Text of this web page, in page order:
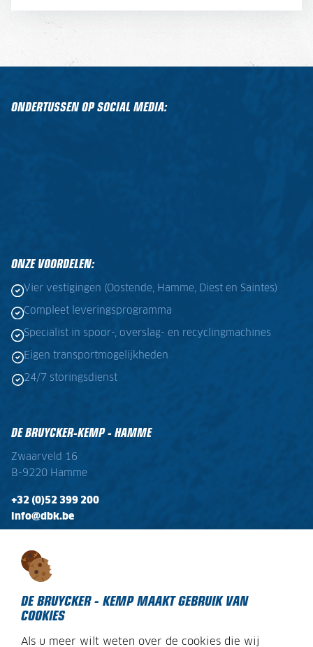
DE BRUYCKER - KEMP MAAKT GEBRUIK VAN
COOKIES
Als u meer wilt weten over de cookies die wij
ONDERTUSSEN OP SOCIAL MEDIA:
ONZE VOORDELEN:
Vier vestigingen (Oostende, Hamme, Diest en Saintes)
Compleet leveringsprogramma
Specialist in spoor-, overslag- en recyclingmachines
Eigen transportmogelijkheden
24/7 storingsdienst
DE BRUYCKER-KEMP - HAMME
Zwaarveld 16
B-9220 Hamme
+32 (0)52 399 200
info@dbk.be
Ma - Vr: